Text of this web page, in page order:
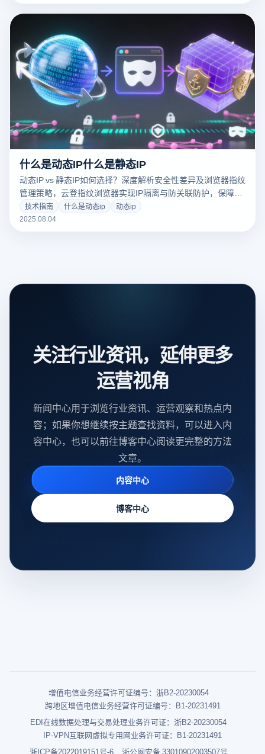
什么是动态IP什么是静态IP
动态IP vs 静态IP如何选择？深度解析安全性差异及浏览器指纹
管理策略，云登指纹浏览器实现IP隔离与防关联防护，保障网
络身份安全
技术指南 什么是动态ip
动态ip
2025.08.04
关注行业资讯，延伸更多
运营视角
新闻中心用于浏览行业资讯、运营观察和热点内
容；如果你想继续按主题查找资料，可以进入内
容中心，也可以前往博客中心阅读更完整的方法
文章。
内容中心
博客中心
增值电信业务经营许可证编号：浙B2-20230054
跨地区增值电信业务经营许可证编号：B1-20231491
EDI在线数据处理与交易处理业务许可证：浙B2-20230054
IP-VPN互联网虚拟专用网业务许可证：B1-20231491
浙ICP备2022019151号-6
浙公网安备 33010902003507号